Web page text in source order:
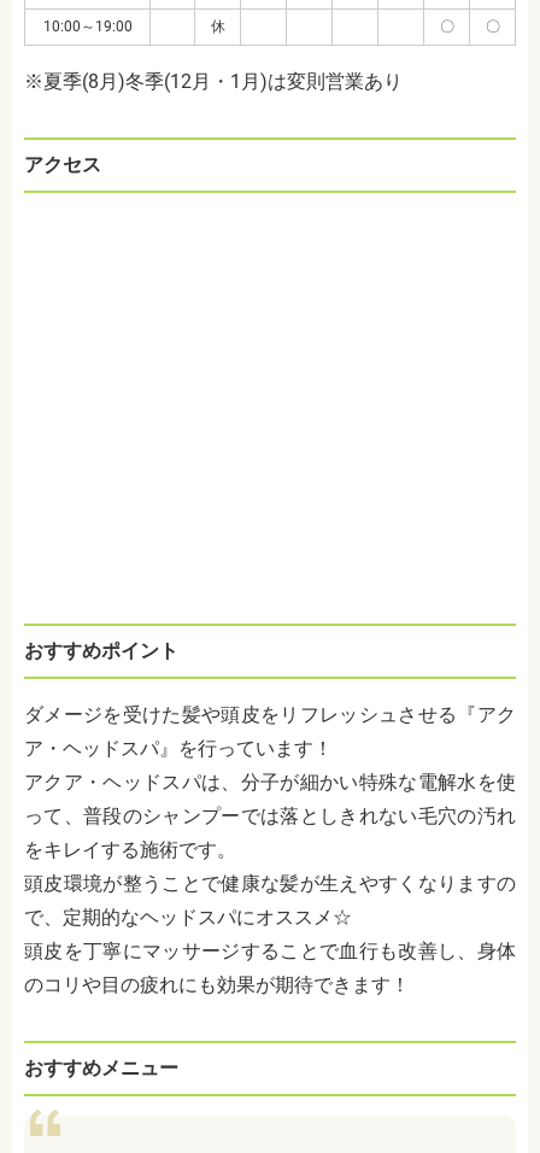
10:00～19:00 休 〇 〇
※夏季(8月)冬季(12月・1月)は変則営業あり
アクセス
おすすめポイント
ダメージを受けた髪や頭皮をリフレッシュさせる『アク
ア・ヘッドスパ』を行っています！
アクア・ヘッドスパは、分子が細かい特殊な電解水を使
って、普段のシャンプーでは落としきれない毛穴の汚れ
をキレイする施術です。
頭皮環境が整うことで健康な髪が生えやすくなりますの
で、定期的なヘッドスパにオススメ☆
頭皮を丁寧にマッサージすることで血行も改善し、身体
のコリや目の疲れにも効果が期待できます！
おすすめメニュー